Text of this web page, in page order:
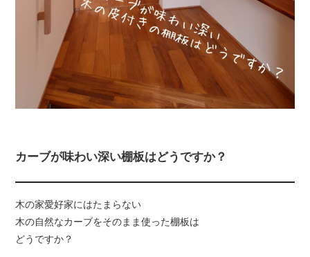
カーブが味わい深い棚板はどうですか？
木の家愛好家にはたまらない
木の自然なカーブをそのまま使った棚板は
どうですか？